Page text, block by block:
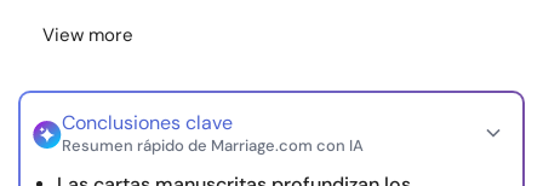
© Copyright 2026. Todos los derechos reservados.
View more
Conclusiones clave
Resumen rápido de Marriage.com con IA